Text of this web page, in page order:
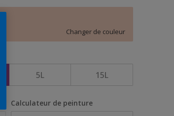
Changer de couleur
5L 15L
Calculateur de peinture